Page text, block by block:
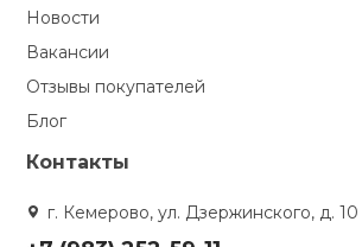
Новости
Вакансии
Отзывы покупателей
Блог
Контакты
г. Кемерово, ул. Дзержинского, д. 10